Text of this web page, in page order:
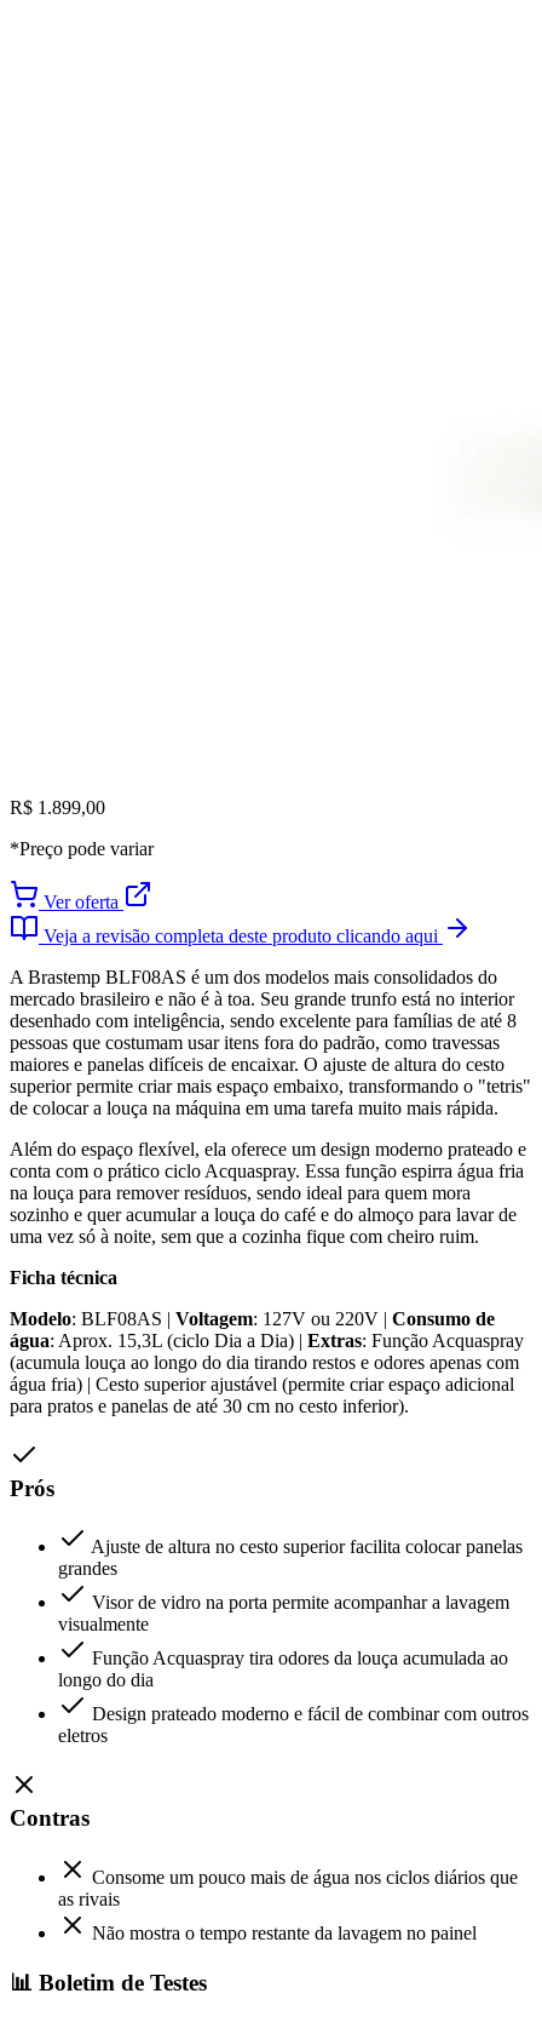
R$ 1.899,00
*Preço pode variar
Ver oferta
Veja a revisão completa deste produto clicando aqui
A Brastemp BLF08AS é um dos modelos mais consolidados do
mercado brasileiro e não é à toa. Seu grande trunfo está no interior
desenhado com inteligência, sendo excelente para famílias de até 8
pessoas que costumam usar itens fora do padrão, como travessas
maiores e panelas difíceis de encaixar. O ajuste de altura do cesto
superior permite criar mais espaço embaixo, transformando o "tetris"
de colocar a louça na máquina em uma tarefa muito mais rápida.
Além do espaço flexível, ela oferece um design moderno prateado e
conta com o prático ciclo Acquaspray. Essa função espirra água fria
na louça para remover resíduos, sendo ideal para quem mora
sozinho e quer acumular a louça do café e do almoço para lavar de
uma vez só à noite, sem que a cozinha fique com cheiro ruim.
Ficha técnica
Modelo: BLF08AS | Voltagem: 127V ou 220V | Consumo de
água: Aprox. 15,3L (ciclo Dia a Dia) | Extras: Função Acquaspray
(acumula louça ao longo do dia tirando restos e odores apenas com
água fria) | Cesto superior ajustável (permite criar espaço adicional
para pratos e panelas de até 30 cm no cesto inferior).
Prós
Ajuste de altura no cesto superior facilita colocar panelas
grandes
Visor de vidro na porta permite acompanhar a lavagem
visualmente
Função Acquaspray tira odores da louça acumulada ao
longo do dia
Design prateado moderno e fácil de combinar com outros
eletros
Contras
Consome um pouco mais de água nos ciclos diários que
as rivais
Não mostra o tempo restante da lavagem no painel
📊 Boletim de Testes